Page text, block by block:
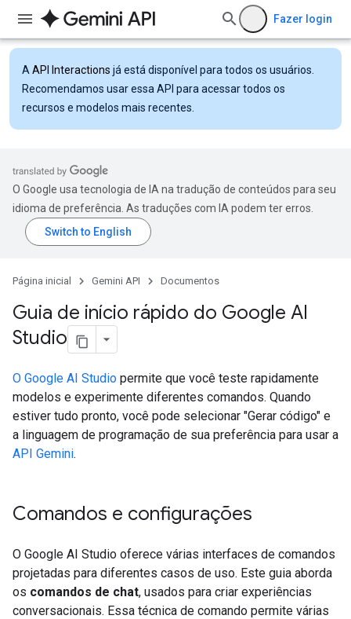
Fazer login
A API Interactions já está disponível para todos os usuários.
Recomendamos usar essa API para acessar todos os
recursos e modelos mais recentes.
O Google usa tecnologia de IA na tradução de conteúdos para seu
idioma de preferência. As traduções com IA podem ter erros.
Página inicial Gemini API Documentos
Guia de início rápido do Google AI
Studio
O Google AI Studio permite que você teste rapidamente
modelos e experimente diferentes comandos. Quando
estiver tudo pronto, você pode selecionar "Gerar código" e
a linguagem de programação de sua preferência para usar a
API Gemini.
Comandos e configurações
O Google AI Studio oferece várias interfaces de comandos
projetadas para diferentes casos de uso. Este guia aborda
os comandos de chat, usados para criar experiências
conversacionais. Essa técnica de comando permite várias